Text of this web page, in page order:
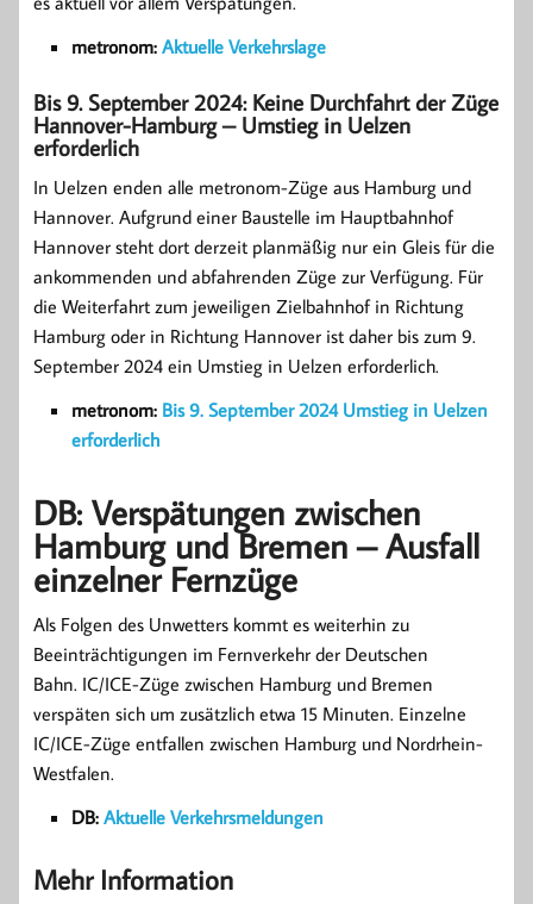
metronom: Aktuelle Verkehrslage
Bis 9. September 2024: Keine Durchfahrt der Züge
Hannover-Hamburg – Umstieg in Uelzen
erforderlich
In Uelzen enden alle metronom-Züge aus Hamburg und
Hannover. Aufgrund einer Baustelle im Hauptbahnhof
Hannover steht dort derzeit planmäßig nur ein Gleis für die
ankommenden und abfahrenden Züge zur Verfügung. Für
die Weiterfahrt zum jeweiligen Zielbahnhof in Richtung
Hamburg oder in Richtung Hannover ist daher bis zum 9.
September 2024 ein Umstieg in Uelzen erforderlich.
metronom: Bis 9. September 2024 Umstieg in Uelzen
erforderlich
DB: Verspätungen zwischen
Hamburg und Bremen – Ausfall
einzelner Fernzüge
Als Folgen des Unwetters kommt es weiterhin zu
Beeinträchtigungen im Fernverkehr der Deutschen
Bahn. IC/ICE-Züge zwischen Hamburg und Bremen
verspäten sich um zusätzlich etwa 15 Minuten. Einzelne
IC/ICE-Züge entfallen zwischen Hamburg und Nordrhein-
Westfalen.
DB: Aktuelle Verkehrsmeldungen
Mehr Information